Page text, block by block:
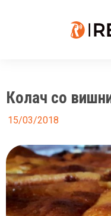
Колач со
15/03/2018